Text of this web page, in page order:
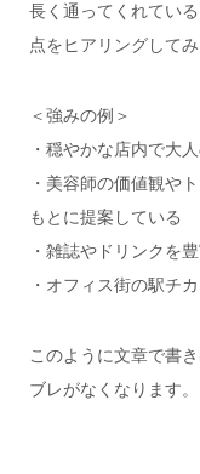
長く通ってくれてい
点をヒアリングして
＜強みの例＞
・穏やかな店内で大
・美容師の価値観や
もとに提案している
・雑誌やドリンクを
・オフィス街の駅チ
このように文章で書
ブレがなくなります。